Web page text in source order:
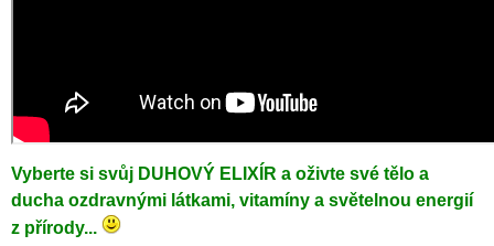
Vyberte si svůj DUHOVÝ ELIXÍR a oživte své tělo a
ducha ozdravnými látkami, vitamíny a světelnou energií
z přírody...